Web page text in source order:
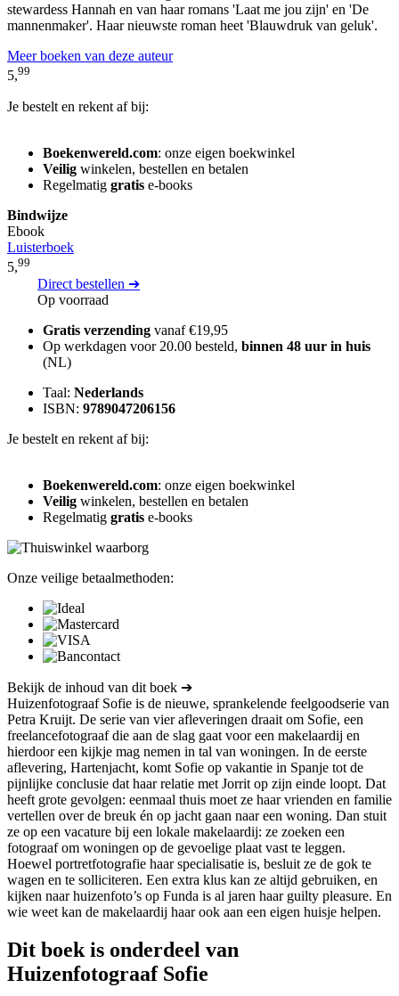
stewardess Hannah en van haar romans 'Laat me jou zijn' en 'De
mannenmaker'. Haar nieuwste roman heet 'Blauwdruk van geluk'.
Meer boeken van deze auteur
5,99
Je bestelt en rekent af bij:
Boekenwereld.com: onze eigen boekwinkel
Veilig winkelen, bestellen en betalen
Regelmatig gratis e-books
Bindwijze
Ebook
Luisterboek
5,99
Direct bestellen ➔
Op voorraad
Gratis verzending vanaf €19,95
Op werkdagen voor 20.00 besteld, binnen 48 uur in huis
(NL)
Taal: Nederlands
ISBN: 9789047206156
Je bestelt en rekent af bij:
Boekenwereld.com: onze eigen boekwinkel
Veilig winkelen, bestellen en betalen
Regelmatig gratis e-books
Onze veilige betaalmethoden:
Bekijk de inhoud van dit boek ➔
Huizenfotograaf Sofie is de nieuwe, sprankelende feelgoodserie van
Petra Kruijt. De serie van vier afleveringen draait om Sofie, een
freelancefotograaf die aan de slag gaat voor een makelaardij en
hierdoor een kijkje mag nemen in tal van woningen. In de eerste
aflevering, Hartenjacht, komt Sofie op vakantie in Spanje tot de
pijnlijke conclusie dat haar relatie met Jorrit op zijn einde loopt. Dat
heeft grote gevolgen: eenmaal thuis moet ze haar vrienden en familie
vertellen over de breuk én op jacht gaan naar een woning. Dan stuit
ze op een vacature bij een lokale makelaardij: ze zoeken een
fotograaf om woningen op de gevoelige plaat vast te leggen.
Hoewel portretfotografie haar specialisatie is, besluit ze de gok te
wagen en te solliciteren. Een extra klus kan ze altijd gebruiken, en
kijken naar huizenfoto’s op Funda is al jaren haar guilty pleasure. En
wie weet kan de makelaardij haar ook aan een eigen huisje helpen.
Dit boek is onderdeel van
Huizenfotograaf Sofie